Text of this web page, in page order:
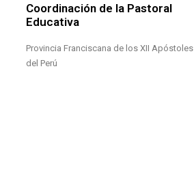
Coordinación de la Pastoral
Educativa
Provincia Franciscana de los XII Apóstoles
del Perú